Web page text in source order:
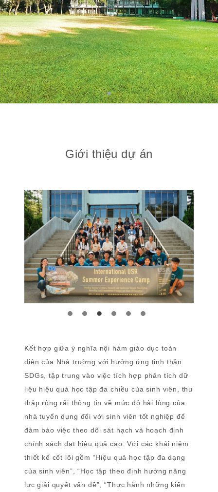
Giới thiệu dự án
Kết hợp giữa ý nghĩa nội hàm giáo dục toàn
diện của Nhà trường với hưởng ứng tinh thần
SDGs, tập trung vào việc tích hợp phân tích dữ
liệu hiệu quả học tập đa chiều của sinh viên, thu
thập rộng rãi thông tin về mức độ hài lòng của
nhà tuyển dụng đối với sinh viên tốt nghiệp để
đảm bảo việc theo dõi sát hạch và hoạch định
chính sách đạt hiệu quả cao. Với các khái niệm
thiết kế cốt lõi gồm “Hiệu quả học tập đa dạng
của sinh viên”, “Học tập theo định hướng năng
lực giải quyết vấn đề”, “Thực hành những kiến